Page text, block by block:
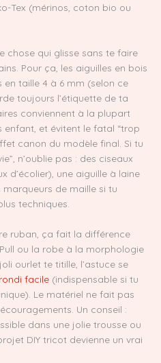
Tex (mérinos, coton bio ou
chose qui glisse sans te faire
Pour ça, les aiguilles en bois
taille 4 à 6 mm (selon ce
toujours l’étiquette de ta
conviennent à la plupart
et évitent le fatal “trop
canon du modèle final. Si tu
n’oublie pas : des ciseaux
d’écolier), une aiguille à laine
de maille si tu
techniques.
ruban, ça fait la différence
ou la robe à la morphologie
ourlet te titille, l’astuce se
facile (indispensable si tu
Le matériel ne fait pas
Un conseil :
dans une jolie trousse ou
DIY tricot devienne un vrai